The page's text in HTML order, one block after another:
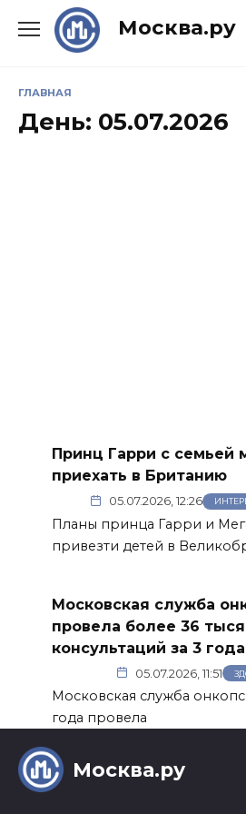
Москва.ру
ГЛАВНАЯ
День: 05.07.2026
Принц Гарри с семьей
приехать в Британию
05.07.2026, 12:26
Планы принца Гарри и
привезти детей в
Московская служба
провела более 36
консультаций за 3 года
05.07.2026, 11:51
Московская служба
года провела
Москва.ру